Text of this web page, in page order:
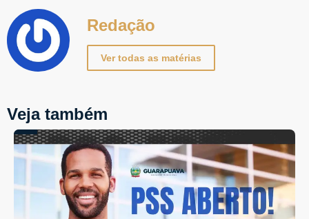
Redação
Ver todas as matérias
Veja também